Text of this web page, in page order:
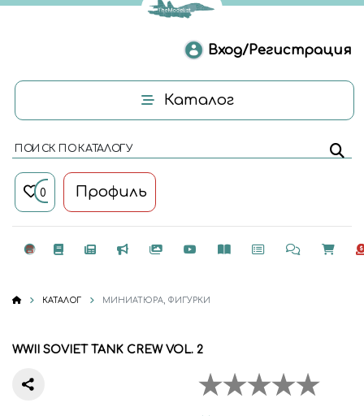
Вход/Регистрация
Каталог
ПОИСК ПО КАТАЛОГУ
0 Профиль
КАТАЛОГ МИНИАТЮРА, ФИГУРКИ
WWII SOVIET TANK CREW VOL. 2